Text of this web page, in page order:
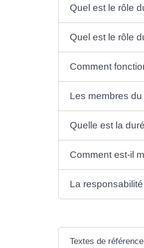
Quel est le rôle
Quel est le rôle
Comment
Les membres
Quelle est la
Comment est-il
La
Textes de référence